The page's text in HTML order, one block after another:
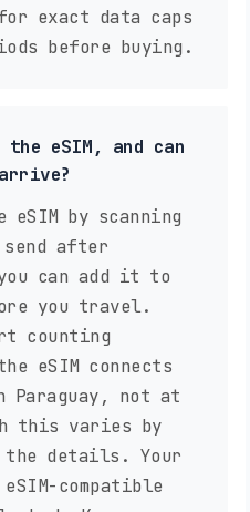
exact data caps
before buying.
eSIM, and can
by scanning
send after
can add it to
you travel.
counting
eSIM connects
Paraguay, not at
this varies by
the details. Your
compatible